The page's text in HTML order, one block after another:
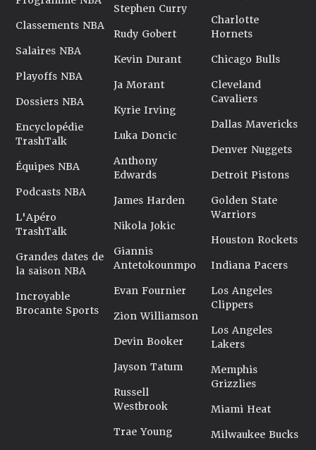
Classements NBA
Salaires NBA
Playoffs NBA
Dossiers NBA
Encyclopédie
TrashTalk
Équipes NBA
Podcasts NBA
L'Apéro
TrashTalk
Grandes dates de
la saison NBA
Incroyable
Brocante Sports
Stephen Curry
Rudy Gobert
Kevin Durant
Ja Morant
Kyrie Irving
Luka Doncic
Anthony
Edwards
James Harden
Nikola Jokic
Giannis
Antetokounmpo
Evan Fournier
Zion Williamson
Devin Booker
Jayson Tatum
Russell
Westbrook
Trae Young
Charlotte
Hornets
Chicago Bulls
Cleveland
Cavaliers
Dallas Mavericks
Denver Nuggets
Detroit Pistons
Golden State
Warriors
Houston Rockets
Indiana Pacers
Los Angeles
Clippers
Los Angeles
Lakers
Memphis
Grizzlies
Miami Heat
Milwaukee Bucks